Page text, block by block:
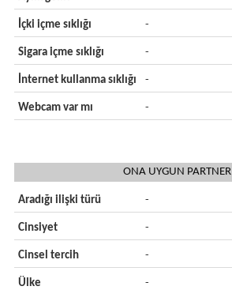
İçki içme sıklığı -
Sigara içme sıklığı -
İnternet kullanma sıklığı -
Webcam var mı -
ONA UYGUN PARTNER
Aradığı ilişki türü -
Cinsiyet -
Cinsel tercih -
Ülke -